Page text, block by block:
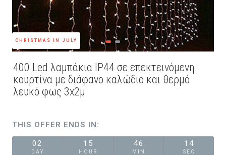
CHRISTMAS IN JULY
400 Led λαμπάκια IP44 σε επεκτεινόμενη
κουρτίνα με διάφανο καλώδιο και θερμό
λευκό φως 3x2μ
THIS OFFER ENDS IN:
02
DAY
15
HOUR
46
MIN
13
SEC